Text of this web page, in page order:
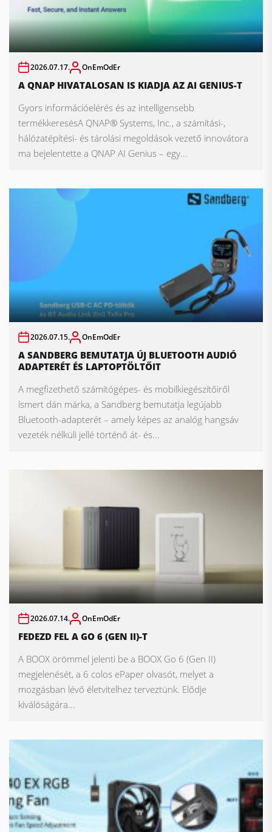
2026.07.17. OnEmOdEr
A QNAP HIVATALOSAN IS KIADJA AZ AI GENIUS-T
Gyors információelérés és az intelligensebb
termékkeresésA QNAP® Systems, Inc., a számítási-,
hálózatépítési- és tárolási megoldások vezető innovátora
ma bejelentette a QNAP AI Genius – egy...
2026.07.15. OnEmOdEr
A SANDBERG BEMUTATJA ÚJ BLUETOOTH AUDIÓ
ADAPTERÉT ÉS LAPTOPTÖLTŐIT
A megfizethető számítógépes- és mobilkiegészítőiről
ismert dán márka, a Sandberg bemutatja legújabb
Bluetooth-adapterét – amely képes az analóg hangsáv
vezeték nélküli jellé történő át- és...
2026.07.14. OnEmOdEr
FEDEZD FEL A GO 6 (GEN II)-T
A BOOX örömmel jelenti be a BOOX Go 6 (Gen II)
megjelenését, a 6 colos ePaper olvasót, melyet a
mozgásban lévő életvitelhez terveztünk. Elődje
kiválóságára...